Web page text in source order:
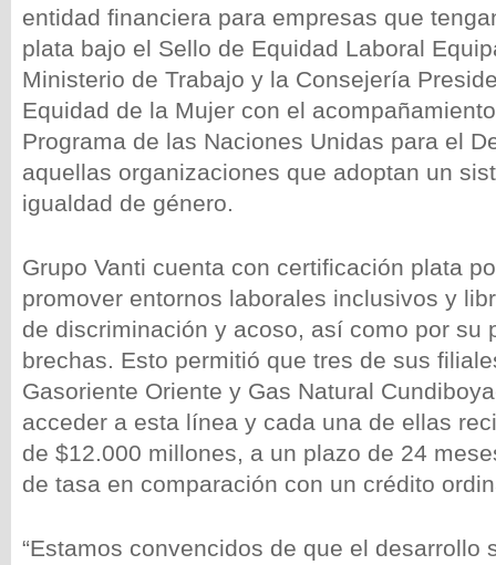
entidad financiera para empresas que
plata bajo el Sello de Equidad Laboral
Ministerio de Trabajo y la Consejería
Equidad de la Mujer con el
Programa de las Naciones Unidas para el
aquellas organizaciones que adoptan un
igualdad de género.
Grupo Vanti cuenta con certificación plata
promover entornos laborales inclusivos y
de discriminación y acoso, así como por su
brechas. Esto permitió que tres de sus
Gasoriente Oriente y Gas Natural
acceder a esta línea y cada una de ellas
de $12.000 millones, a un plazo de 24
de tasa en comparación con un crédito
“Estamos convencidos de que el desarrollo